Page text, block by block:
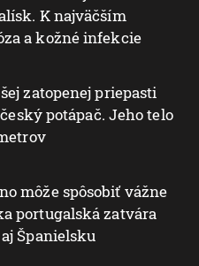
K najväčším
a kožné infekcie
zatopenej priepasti
potápač. Jeho telo
môže spôsobiť vážne
portugalská zatvára
Španielsku